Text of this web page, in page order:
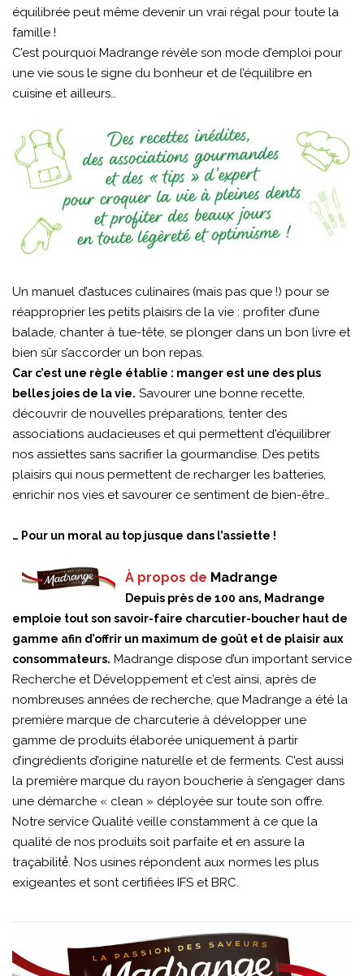
équilibrée peut même devenir un vrai régal pour toute la
famille !
C’est pourquoi Madrange révèle son mode d’emploi pour
une vie sous le signe du bonheur et de l’équilibre en
cuisine et ailleurs…
Un manuel d’astuces culinaires (mais pas que !) pour se
réapproprier les petits plaisirs de la vie : profiter d’une
balade, chanter à tue-tête, se plonger dans un bon livre et
bien sûr s’accorder un bon repas.
Car c’est une règle établie : manger est une des plus
belles joies de la vie. Savourer une bonne recette,
découvrir de nouvelles préparations, tenter des
associations audacieuses et qui permettent d'équilibrer
nos assiettes sans sacrifier la gourmandise. Des petits
plaisirs qui nous permettent de recharger les batteries,
enrichir nos vies et savourer ce sentiment de bien-être…
… Pour un moral au top jusque dans l’assiette !
À propos de Madrange
Depuis près de 100 ans, Madrange
emploie tout son savoir-faire charcutier-boucher haut de
gamme afin d’offrir un maximum de goût et de plaisir aux
consommateurs. Madrange dispose d’un important service
Recherche et Développement et c’est ainsi, après de
nombreuses années de recherche, que Madrange a été la
première marque de charcuterie à développer une
gamme de produits élaborée uniquement à partir
d’ingrédients d’origine naturelle et de ferments. C’est aussi
la première marque du rayon boucherie à s’engager dans
une démarche « clean » déployée sur toute son offre.
Notre service Qualité veille constamment à ce que la
qualité de nos produits soit parfaite et en assure la
traçabilité́. Nos usines répondent aux normes les plus
exigeantes et sont certifiées IFS et BRC.